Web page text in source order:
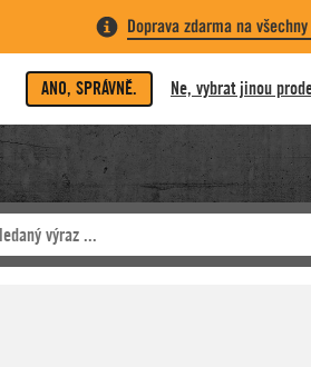
Doprava zdarma na
ANO, SPRÁVNĚ. Ne, vybrat jinou